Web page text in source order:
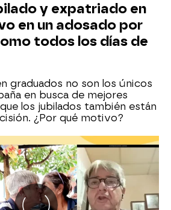
y expatriado en
en un adosado por
todos los días de
graduados no son los únicos
en busca de mejores
los jubilados también están
¿Por qué motivo?